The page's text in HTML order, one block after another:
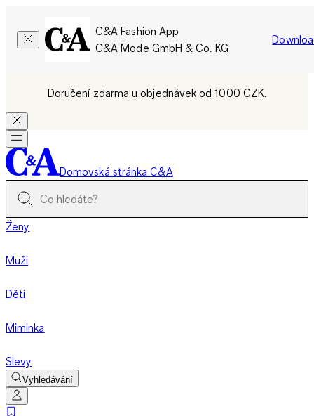
C&A Fashion App
C&A Mode GmbH & Co. KG
Doručení zdarma u objednávek od 1000 CZK.
Domovská stránka C&A
Ženy
Muži
Děti
Miminka
Slevy
Vyhledávání